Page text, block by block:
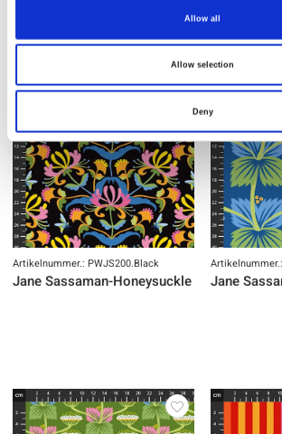
Allow all
Allow selection
Deny
Artikelnummer.: PWJS200.Black
Jane Sassaman-Honeysuckle Summer-
Jane